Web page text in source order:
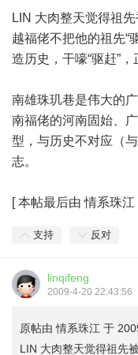
LIN 大肉整天觉得祖
越福佬不把他的祖先“
造历史，干嚎“驱赶”，
南雄珠玑巷是伟大的
南福佬的河南固始、
型，与历史不对应（
志。
[本帖最后由 情系珠江
支持 反对
linqifeng
2009-4-20 22:43:56
原帖由情系珠江 于
LIN 大肉整天觉得祖先